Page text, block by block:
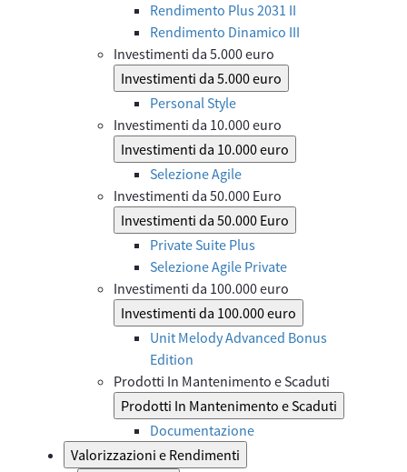
Rendimento Plus 2031 II
Rendimento Dinamico III
Investimenti da 5.000 euro
Investimenti da 5.000 euro
Personal Style
Investimenti da 10.000 euro
Investimenti da 10.000 euro
Selezione Agile
Investimenti da 50.000 Euro
Investimenti da 50.000 Euro
Private Suite Plus
Selezione Agile Private
Investimenti da 100.000 euro
Investimenti da 100.000 euro
Unit Melody Advanced Bonus
Edition
Prodotti In Mantenimento e Scaduti
Prodotti In Mantenimento e Scaduti
Documentazione
Valorizzazioni e Rendimenti